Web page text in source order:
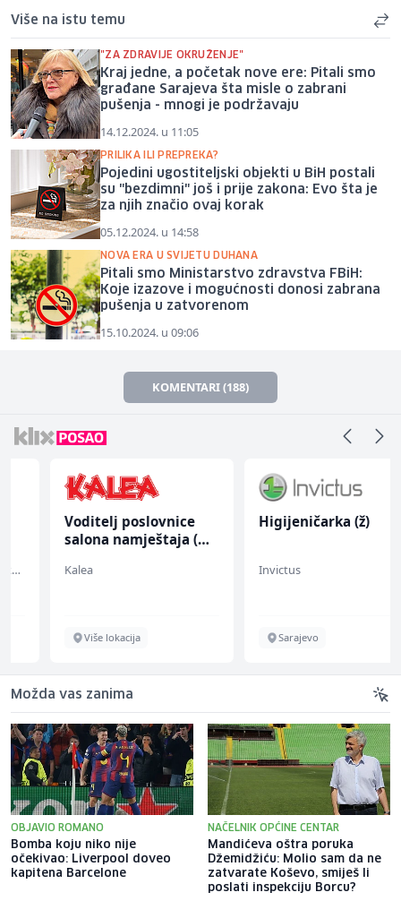
Više na istu temu
"ZA ZDRAVIJE OKRUŽENJE"
Kraj jedne, a početak nove ere: Pitali smo
građane Sarajeva šta misle o zabrani
pušenja - mnogi je podržavaju
14.12.2024. u 11:05
PRILIKA ILI PREPREKA?
Pojedini ugostiteljski objekti u BiH postali
su "bezdimni" još i prije zakona: Evo šta je
za njih značio ovaj korak
05.12.2024. u 14:58
NOVA ERA U SVIJETU DUHANA
Pitali smo Ministarstvo zdravstva FBiH:
Koje izazove i mogućnosti donosi zabrana
pušenja u zatvorenom
15.10.2024. u 09:06
KOMENTARI (188)
Voditelj poslovnice
salona namještaja (m/
Više lokacija
Higijeničarka (ž)
Invictus
Sarajevo
Možda vas zanima
OBJAVIO ROMANO
Bomba koju niko nije
očekivao: Liverpool doveo
kapitena Barcelone
NAČELNIK OPĆINE CENTAR
Mandićeva oštra poruka
Džemidžiću: Molio sam da ne
zatvarate Koševo, smiješ li
poslati inspekciju Borcu?